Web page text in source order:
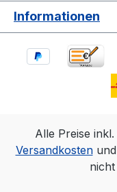
Informationen
Alle Preise
Versandkostenund